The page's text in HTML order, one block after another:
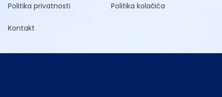
Politika privatnosti Politika kolačića
Kontakt